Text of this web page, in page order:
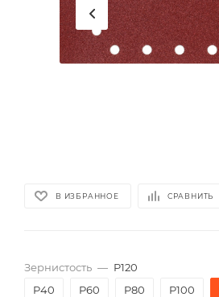
В ИЗБРАННОЕ СРАВНИТЬ
Зернистость — P120
P40
P60 P80 P100